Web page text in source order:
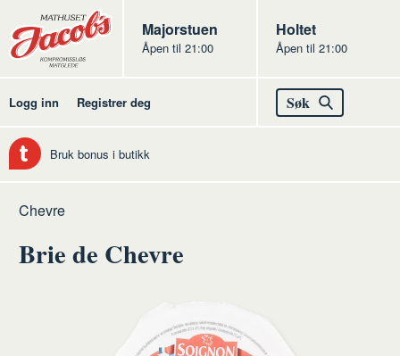
Butikker
Jacobs
Majorstuen
Åpen til 21:00
Jacobs
Holtet
Åpen til 21:00
Logg inn Registrer deg Søk
Bruk bonus i butikk
Hjem
Ost
Råvarer
Chevre
Brie de Chevre